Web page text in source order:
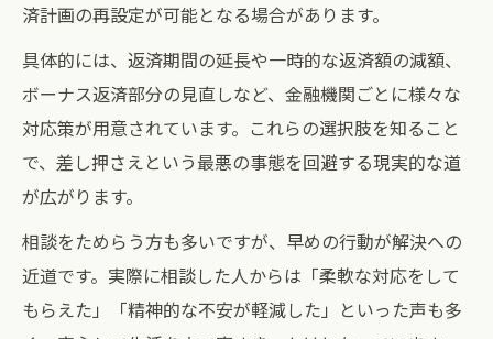
住宅ローン滞納が信用情報に与える影響を
知る
信用情報へ記録される住宅ローン滞納の期
間
イント
住宅ローン滞納後の信用回復に必要なステ
済計画の再設定が可能となる場合があります。
具体的には、返済期間の延長や一時的な返済額の減額、
ボーナス返済部分の見直しなど、金融機関ごとに様々な
対応策が用意されています。これらの選択肢を知ること
で、差し押さえという最悪の事態を回避する現実的な道
が広がります。
相談をためらう方も多いですが、早めの行動が解決への
近道です。実際に相談した人からは「柔軟な対応をして
もらえた」「精神的な不安が軽減した」といった声も多